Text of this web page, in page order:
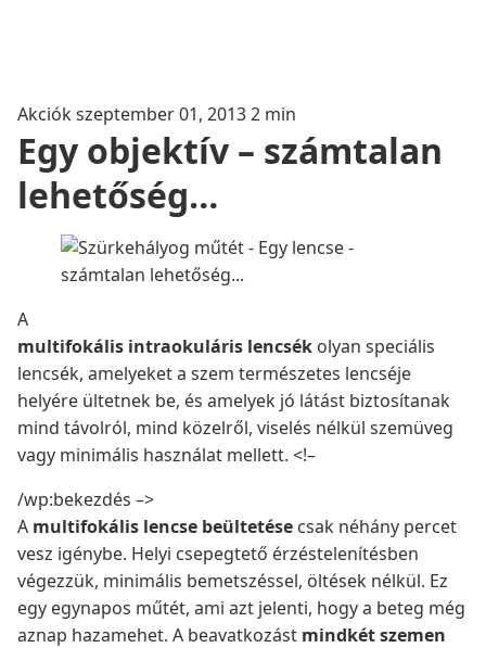
Akciókszeptember 01, 20132 min
Egy objektív – számtalan
lehetőség…
A
multifokális intraokuláris lencsék olyan speciális
lencsék, amelyeket a szem természetes lencséje
helyére ültetnek be, és amelyek jó látást biztosítanak
mind távolról, mind közelről, viselés nélkül szemüveg
vagy minimális használat mellett. <!–
/wp:bekezdés –>
A multifokális lencse beültetése csak néhány percet
vesz igénybe. Helyi csepegtető érzéstelenítésben
végezzük, minimális bemetszéssel, öltések nélkül. Ez
egy egynapos műtét, ami azt jelenti, hogy a beteg még
aznap hazamehet. A beavatkozást mindkét szemen